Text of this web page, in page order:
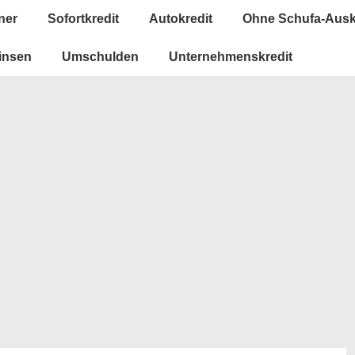
Sofortkredit Autokredit Ohne Schufa-
Umschulden Unternehmenskredit